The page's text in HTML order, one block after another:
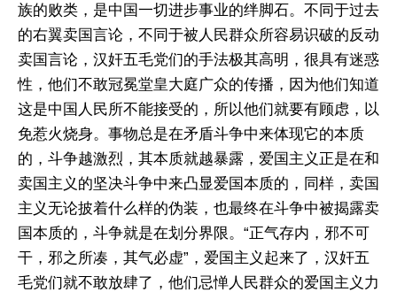
族的败类，是中国一切进步事业的绊脚石。不同于过去
的右翼卖国言论，不同于被人民群众所容易识破的反动
卖国言论，汉奸五毛党们的手法极其高明，很具有迷惑
性，他们不敢冠冕堂皇大庭广众的传播，因为他们知道
这是中国人民所不能接受的，所以他们就要有顾虑，以
免惹火烧身。事物总是在矛盾斗争中来体现它的本质
的，斗争越激烈，其本质就越暴露，爱国主义正是在和
卖国主义的坚决斗争中来凸显爱国本质的，同样，卖国
主义无论披着什么样的伪装，也最终在斗争中被揭露卖
国本质的，斗争就是在划分界限。“正气存内，邪不可
干，邪之所凑，其气必虚”，爱国主义起来了，汉奸五
毛党们就不敢放肆了，他们忌惮人民群众的爱国主义力